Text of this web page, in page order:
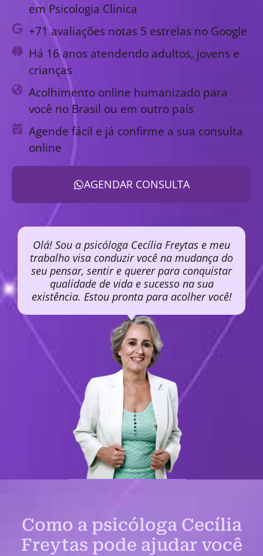
em Psicologia Clínica
+71 avaliações notas 5 estrelas no Google
Há 16 anos atendendo adultos, jovens e
crianças
Acolhimento online humanizado para
você no Brasil ou em outro país
Agende fácil e já confirme a sua consulta
online
AGENDAR CONSULTA
Olá! Sou a psicóloga Cecília Freytas e meu
trabalho visa conduzir você na mudança do
seu pensar, sentir e querer para conquistar
qualidade de vida e sucesso na sua
existência. Estou pronta para acolher você!
Como a psicóloga Cecília
Freytas pode ajudar você